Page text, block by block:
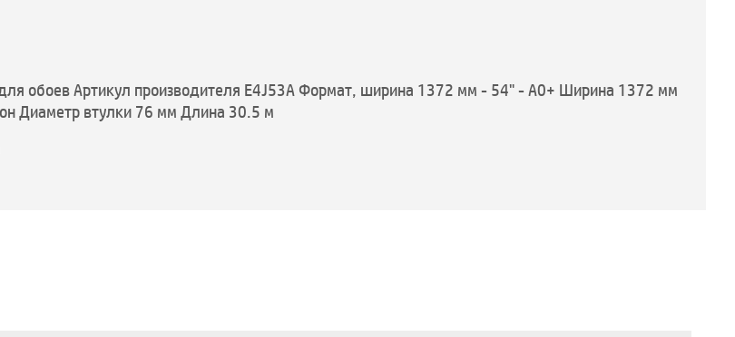
обоев Артикул производителя E4J53A Формат, ширина 1372 мм - 54" - A0+ Ширина 1372 мм
Диаметр втулки 76 мм Длина 30.5 м